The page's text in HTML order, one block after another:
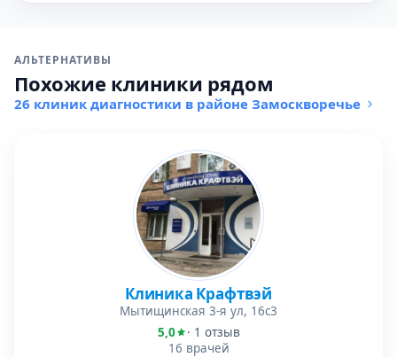
АЛЬТЕРНАТИВЫ
Похожие клиники рядом
26 клиник диагностики в районе Замоскворечье
Клиника Крафтвэй
Мытищинская 3-я ул, 16с3
5,0
· 1 отзыв
16 врачей